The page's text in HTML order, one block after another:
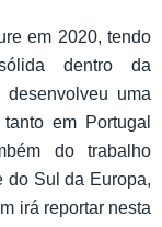
em 2020, tendo
dentro da
uma
em Portugal
do trabalho
do Sul da Europa,
irá reportar nesta